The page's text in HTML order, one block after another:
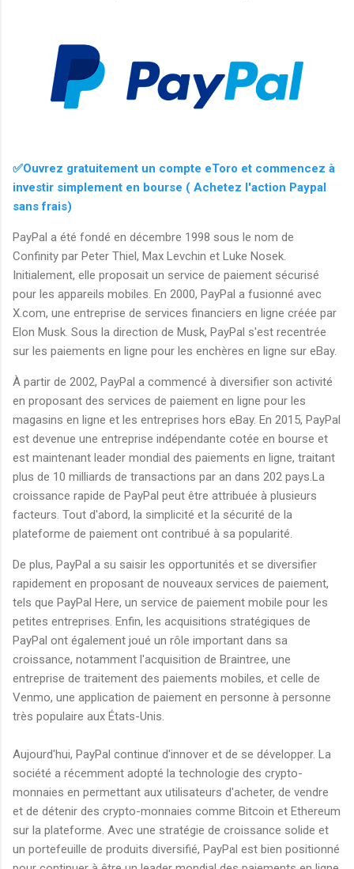
✅Ouvrez gratuitement un compte eToro et commencez à
investir simplement en bourse ( Achetez l'action Paypal
sans frais)
PayPal a été fondé en décembre 1998 sous le nom de
Confinity par Peter Thiel, Max Levchin et Luke Nosek.
Initialement, elle proposait un service de paiement sécurisé
pour les appareils mobiles. En 2000, PayPal a fusionné avec
X.com, une entreprise de services financiers en ligne créée par
Elon Musk. Sous la direction de Musk, PayPal s'est recentrée
sur les paiements en ligne pour les enchères en ligne sur eBay.
À partir de 2002, PayPal a commencé à diversifier son activité
en proposant des services de paiement en ligne pour les
magasins en ligne et les entreprises hors eBay. En 2015, PayPal
est devenue une entreprise indépendante cotée en bourse et
est maintenant leader mondial des paiements en ligne, traitant
plus de 10 milliards de transactions par an dans 202 pays.La
croissance rapide de PayPal peut être attribuée à plusieurs
facteurs. Tout d'abord, la simplicité et la sécurité de la
plateforme de paiement ont contribué à sa popularité.
De plus, PayPal a su saisir les opportunités et se diversifier
rapidement en proposant de nouveaux services de paiement,
tels que PayPal Here, un service de paiement mobile pour les
petites entreprises. Enfin, les acquisitions stratégiques de
PayPal ont également joué un rôle important dans sa
croissance, notamment l'acquisition de Braintree, une
entreprise de traitement des paiements mobiles, et celle de
Venmo, une application de paiement en personne à personne
très populaire aux États-Unis.
Aujourd'hui, PayPal continue d'innover et de se développer. La
société a récemment adopté la technologie des crypto-
monnaies en permettant aux utilisateurs d'acheter, de vendre
et de détenir des crypto-monnaies comme Bitcoin et Ethereum
sur la plateforme. Avec une stratégie de croissance solide et
un portefeuille de produits diversifié, PayPal est bien positionné